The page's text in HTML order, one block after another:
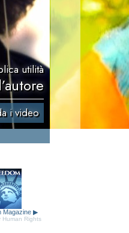
utilità
i video
Magazine ▶
Human Rights